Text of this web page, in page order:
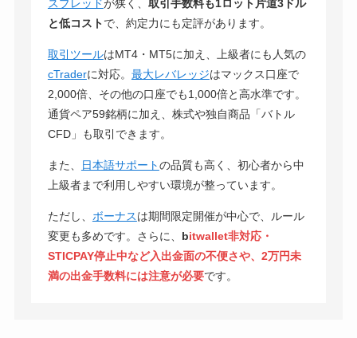
スプレッドが狭く、 取引手数料も1ロット片道3ドル
と低コストで、約定力にも定評があります。
取引ツールはMT4・MT5に加え、上級者にも人気の
cTraderに対応。 最大レバレッジはマックス口座で
2,000倍、その他の口座でも1,000倍と高水準です。
通貨ペア59銘柄に加え、株式や独自商品「バトル
CFD」も取引できます。
また、 日本語サポートの品質も高く、初心者から中
上級者まで利用しやすい環境が整っています。
ただし、 ボーナスは期間限定開催が中心で、ルール
変更も多めです。さらに、 bitwallet非対応・
STICPAY停止中など入出金面の不便さや、2万円未
満の出金手数料には注意が必要です。